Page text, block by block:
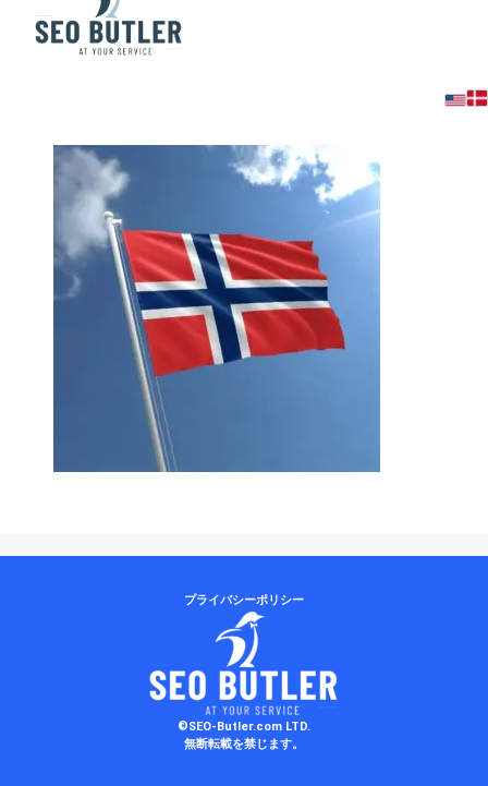
Norwegian SEO &
プライバシーポリシー
©SEO-Butler.com LTD.
無断転載を禁じます。